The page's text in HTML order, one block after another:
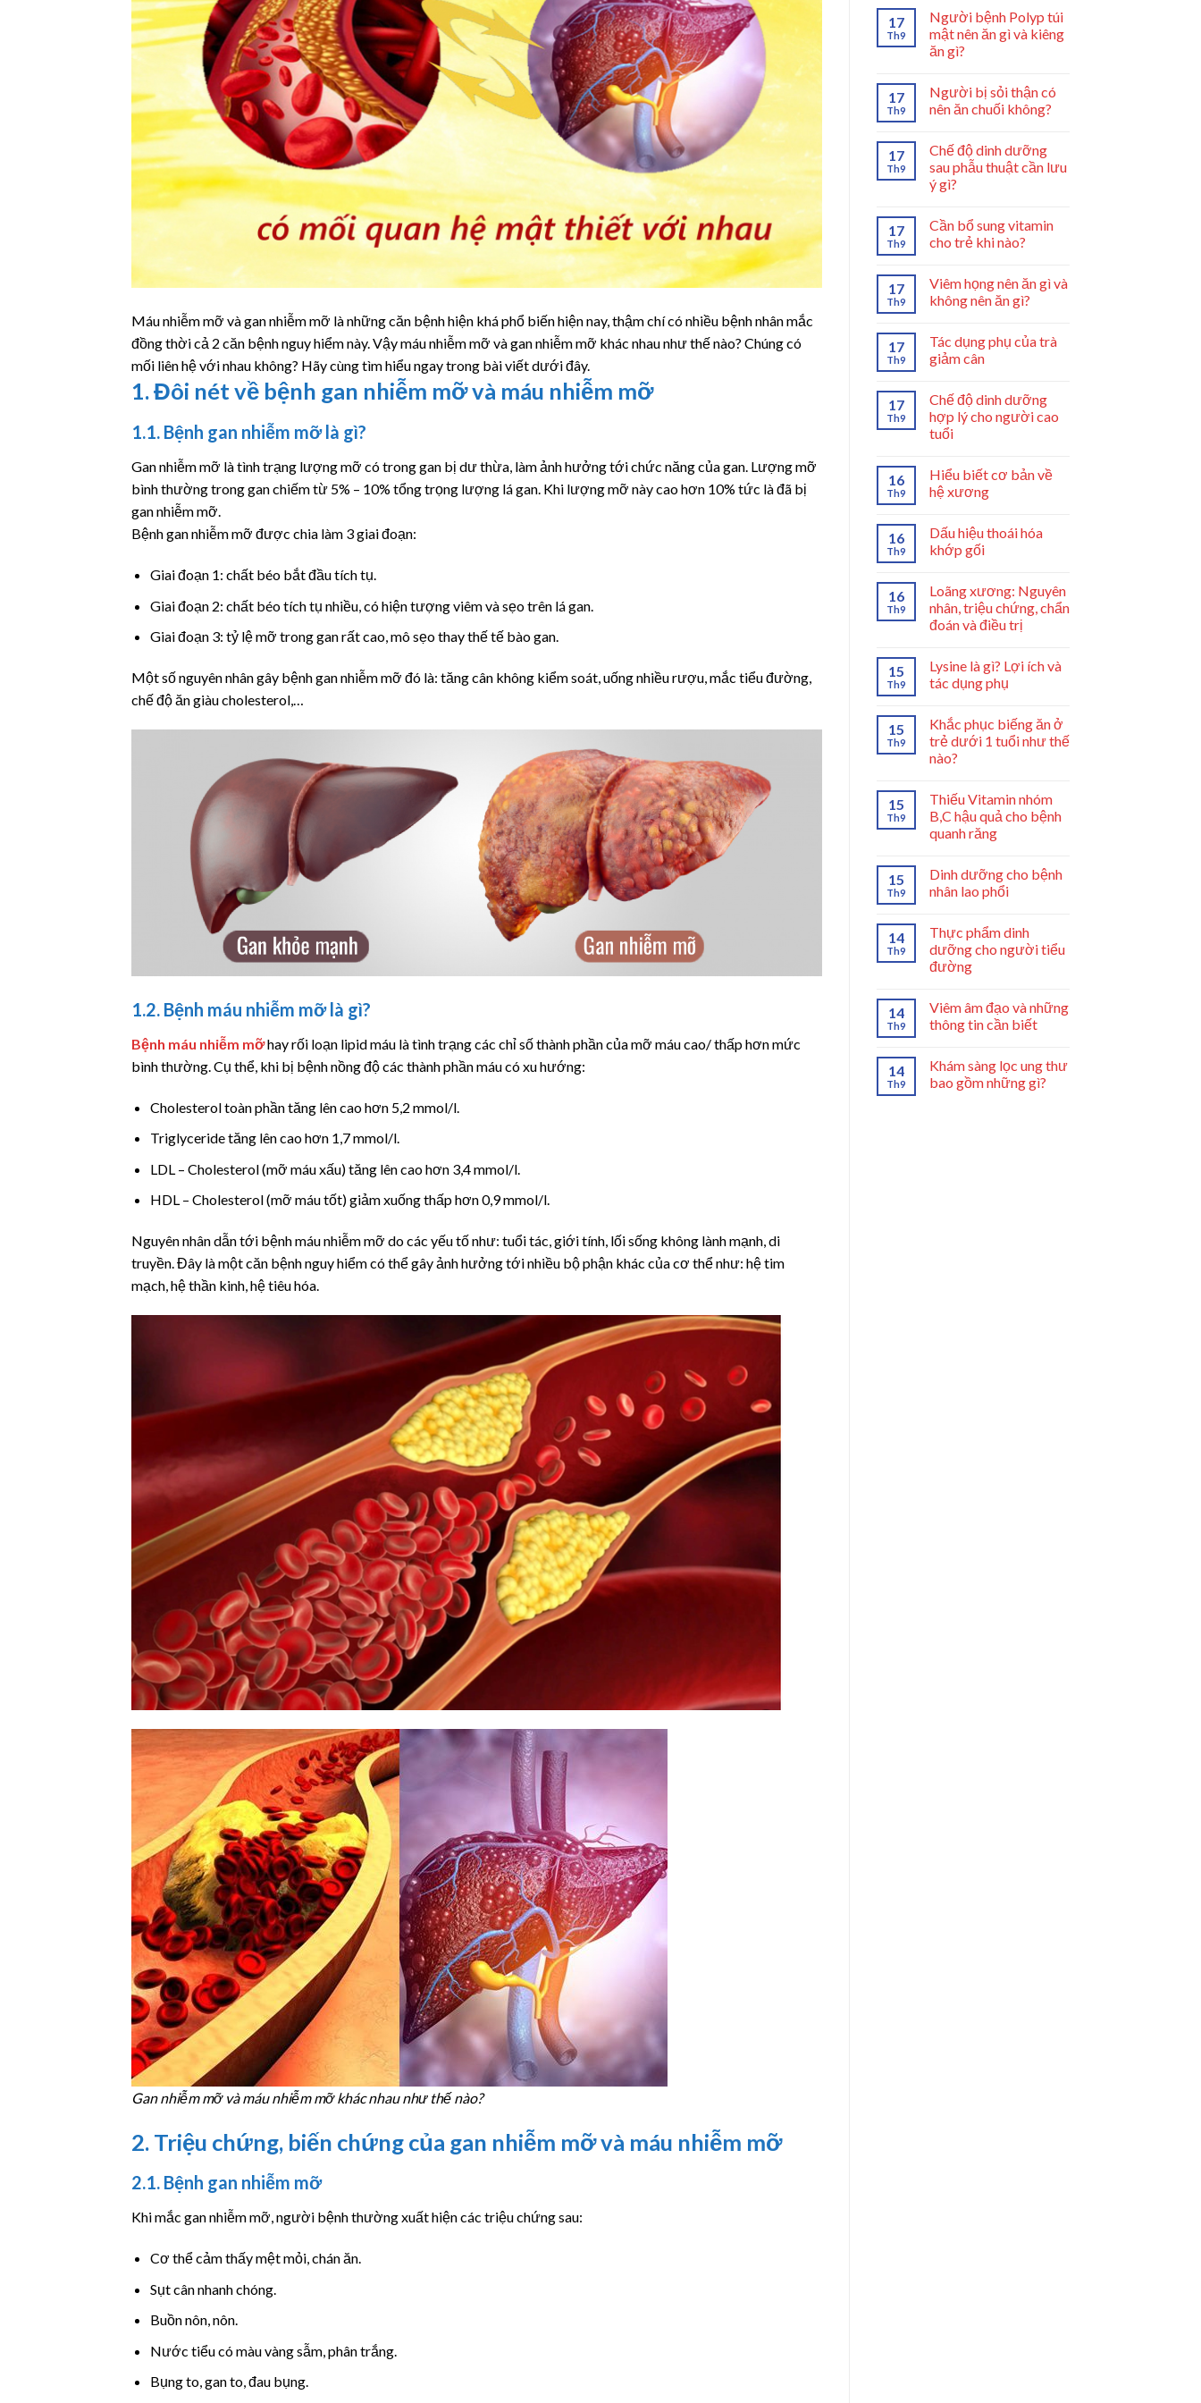
Máu nhiễm mỡ và gan nhiễm mỡ là những căn bệnh hiện khá phổ biến hiện nay, thậm chí có nhiều bệnh nhân mắc
đồng thời cả 2 căn bệnh nguy hiểm này. Vậy máu nhiễm mỡ và gan nhiễm mỡ khác nhau như thế nào? Chúng có
mối liên hệ với nhau không? Hãy cùng tìm hiểu ngay trong bài viết dưới đây.
1. Đôi nét về bệnh gan nhiễm mỡ và máu nhiễm mỡ
1.1. Bệnh gan nhiễm mỡ là gì?
Gan nhiễm mỡ là tình trạng lượng mỡ có trong gan bị dư thừa, làm ảnh hưởng tới chức năng của gan. Lượng mỡ
bình thường trong gan chiếm từ 5% – 10% tổng trọng lượng lá gan. Khi lượng mỡ này cao hơn 10% tức là đã bị
gan nhiễm mỡ.
Bệnh gan nhiễm mỡ được chia làm 3 giai đoạn:
Giai đoạn 1: chất béo bắt đầu tích tụ.
Giai đoạn 2: chất béo tích tụ nhiều, có hiện tượng viêm và sẹo trên lá gan.
Giai đoạn 3: tỷ lệ mỡ trong gan rất cao, mô sẹo thay thế tế bào gan.
Một số nguyên nhân gây bệnh gan nhiễm mỡ đó là: tăng cân không kiểm soát, uống nhiều rượu, mắc tiểu đường,
chế độ ăn giàu cholesterol,…
1.2. Bệnh máu nhiễm mỡ là gì?
Bệnh máu nhiễm mỡhay rối loạn lipid máu là tình trạng các chỉ số thành phần của mỡ máu cao/ thấp hơn mức
bình thường. Cụ thể, khi bị bệnh nồng độ các thành phần máu có xu hướng:
Cholesterol toàn phần tăng lên cao hơn 5,2 mmol/l.
Triglyceride tăng lên cao hơn 1,7 mmol/l.
LDL – Cholesterol (mỡ máu xấu) tăng lên cao hơn 3,4 mmol/l.
HDL – Cholesterol (mỡ máu tốt) giảm xuống thấp hơn 0,9 mmol/l.
Nguyên nhân dẫn tới bệnh máu nhiễm mỡ do các yếu tố như: tuổi tác, giới tính, lối sống không lành mạnh, di
truyền. Đây là một căn bệnh nguy hiểm có thể gây ảnh hưởng tới nhiều bộ phận khác của cơ thể như: hệ tim
mạch, hệ thần kinh, hệ tiêu hóa.
Gan nhiễm mỡ và máu nhiễm mỡ khác nhau như thế nào?
2. Triệu chứng, biến chứng của gan nhiễm mỡ và máu nhiễm mỡ
2.1. Bệnh gan nhiễm mỡ
Khi mắc gan nhiễm mỡ, người bệnh thường xuất hiện các triệu chứng sau:
Cơ thể cảm thấy mệt mỏi, chán ăn.
Sụt cân nhanh chóng.
Buồn nôn, nôn.
Nước tiểu có màu vàng sẫm, phân trắng.
Bụng to, gan to, đau bụng.
17
Th9
Người bệnh Polyp túi
mật nên ăn gì và kiêng
ăn gì?
17
Th9
Người bị sỏi thận có
nên ăn chuối không?
17
Th9
Chế độ dinh dưỡng
sau phẫu thuật cần lưu
ý gì?
17
Th9
Cần bổ sung vitamin
cho trẻ khi nào?
17
Th9
Viêm họng nên ăn gì và
không nên ăn gì?
17
Th9
Tác dụng phụ của trà
giảm cân
17
Th9
Chế độ dinh dưỡng
hợp lý cho người cao
tuổi
16
Th9
Hiểu biết cơ bản về
hệ xương
16
Th9
Dấu hiệu thoái hóa
khớp gối
16
Th9
Loãng xương: Nguyên
nhân, triệu chứng, chẩn
đoán và điều trị
15
Th9
Lysine là gì? Lợi ích và
tác dụng phụ
15
Th9
Khắc phục biếng ăn ở
trẻ dưới 1 tuổi như thế
nào?
15
Th9
Thiếu Vitamin nhóm
B,C hậu quả cho bệnh
quanh răng
15
Th9
Dinh dưỡng cho bệnh
nhân lao phổi
14
Th9
Thực phẩm dinh
dưỡng cho người tiểu
đường
14
Th9
Viêm âm đạo và những
thông tin cần biết
14
Th9
Khám sàng lọc ung thư
bao gồm những gì?